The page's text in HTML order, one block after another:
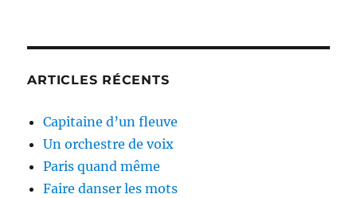
ARTICLES RÉCENTS
Capitaine d’un fleuve
Un orchestre de voix
Paris quand même
Faire danser les mots